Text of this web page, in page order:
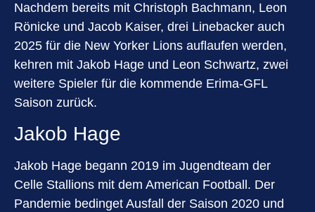
Nachdem bereits mit Christoph Bachmann, Leon
Rönicke und Jacob Kaiser, drei Linebacker auch
2025 für die New Yorker Lions auflaufen werden,
kehren mit Jakob Hage und Leon Schwartz, zwei
weitere Spieler für die kommende Erima-GFL
Saison zurück.
Jakob Hage
Jakob Hage begann 2019 im Jugendteam der
Celle Stallions mit dem American Football. Der
Pandemie bedinget Ausfall der Saison 2020 und